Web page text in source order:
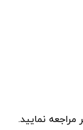
نمایید.